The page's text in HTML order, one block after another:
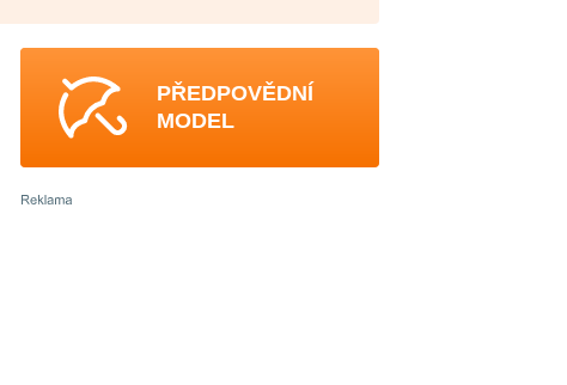
PŘEDPOVĚDNÍ
MODEL